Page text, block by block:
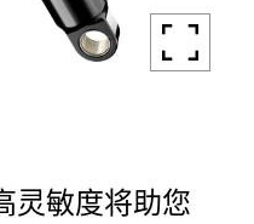
灵敏度将助您